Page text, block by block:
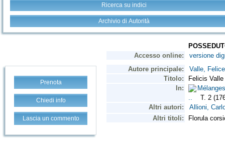
Ricerca su indici
Archivio di Autorità
Prenota
Chiedi info
Lascia un commento